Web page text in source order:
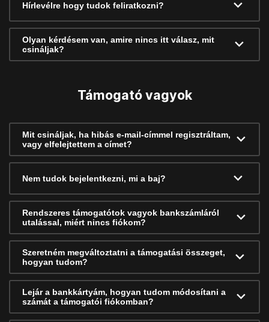
Hírlevélre hogy tudok feliratkozni?
Olyan kérdésem van, amire nincs itt válasz, mit
csináljak?
Támogató vagyok
Mit csináljak, ha hibás e-mail-címmel regisztráltam,
vagy elfelejtettem a címet?
Nem tudok bejelentkezni, mi a baj?
Rendszeres támogatótok vagyok bankszámláról
utalással, miért nincs fiókom?
Szeretném megváltoztatni a támogatási összeget,
hogyan tudom?
Lejár a bankkártyám, hogyan tudom módosítani a
számát a támogatói fiókomban?